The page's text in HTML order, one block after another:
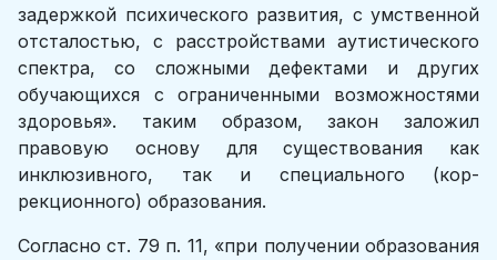
задержкой психического развития, с умственной
отсталостью, с расстройствами аутистического
спектра, со сложными дефектами и других
обучающихся с ограниченны­ми возможностями
здоровья». таким образом, закон заложил
правовую основу для существования как
инклюзивного, так и специального (кор­
рекционного) образования.
Согласно ст. 79 п. 11, «при получении образования